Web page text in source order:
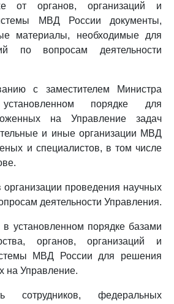
от органов, организаций и
МВД России документы,
материалы, необходимые для
по вопросам деятельности
с заместителем Министра
порядке для
на Управление задач
и иные организации МВД
и специалистов, в том числе
организации проведения научных
деятельности Управления.
в установленном порядке базами
органов, организаций и
МВД России для решения
на Управление.
сотрудников, федеральных